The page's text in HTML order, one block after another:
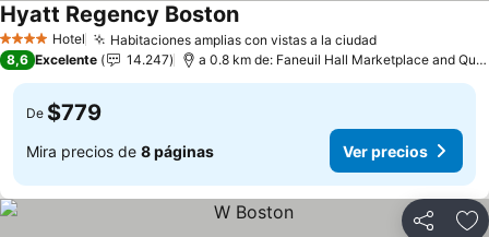
4 EstrellasHotel Habitaciones amplias con vistas a la ciudadVer precios
Hyatt Regency BostonVer precios
8,6 Excelente 14.247 a 0.8 km de: Faneuil Hall Marketplace and
De $779
Mira precios de 8 páginas Ver precios
Compartir